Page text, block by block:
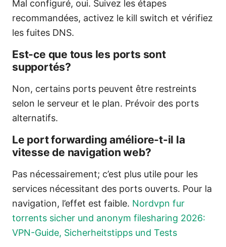
Mal configuré, oui. Suivez les étapes
recommandées, activez le kill switch et vérifiez
les fuites DNS.
Est-ce que tous les ports sont
supportés?
Non, certains ports peuvent être restreints
selon le serveur et le plan. Prévoir des ports
alternatifs.
Le port forwarding améliore-t-il la
vitesse de navigation web?
Pas nécessairement; c’est plus utile pour les
services nécessitant des ports ouverts. Pour la
navigation, l’effet est faible. Nordvpn fur
torrents sicher und anonym filesharing 2026:
VPN-Guide, Sicherheitstipps und Tests